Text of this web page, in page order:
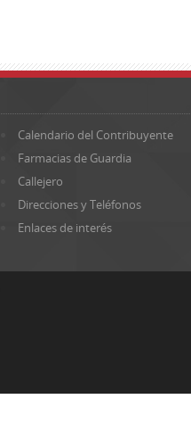
Calendario del Contribuyente
Farmacias de Guardia
Callejero
Direcciones y Teléfonos
Enlaces de interés